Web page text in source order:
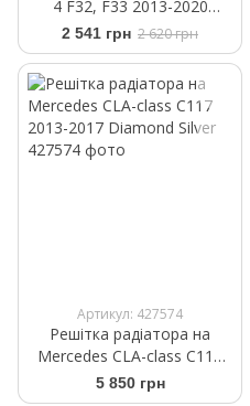
4 F32, F33 2013-2020
аквапринт під карбон
2 541 грн 2 620 грн
Артикул: 427574
Решітка радіатора на
Mercedes CLA-class C117
2013-2017 Diamond Silver
5 850 грн